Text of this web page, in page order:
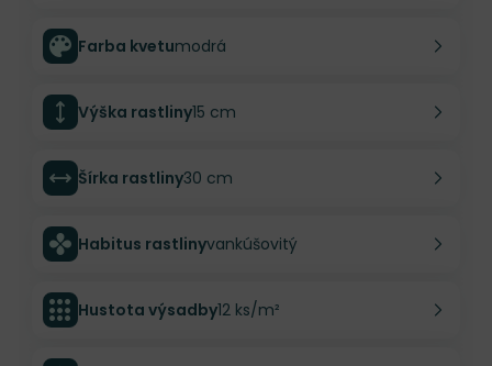
Farba kvetumodrá
Výška rastliny15 cm
Šírka rastliny30 cm
Habitus rastlinyvankúšovitý
Hustota výsadby12 ks/m²